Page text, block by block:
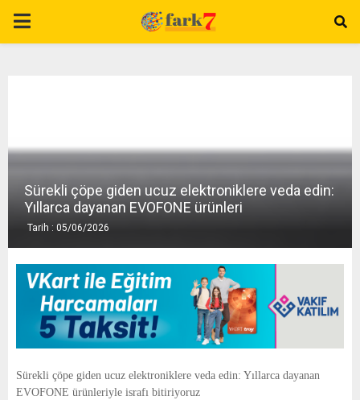
P
M
A
E
Sürekli çöpe giden ucuz elektroniklere veda edin:
Yıllarca dayanan EVOFONE ürünleri
Tarih : 05/06/2026
Sürekli çöpe giden ucuz elektroniklere veda edin: Yıllarca dayanan
EVOFONE ürünleriyle israfı bitiriyoruz